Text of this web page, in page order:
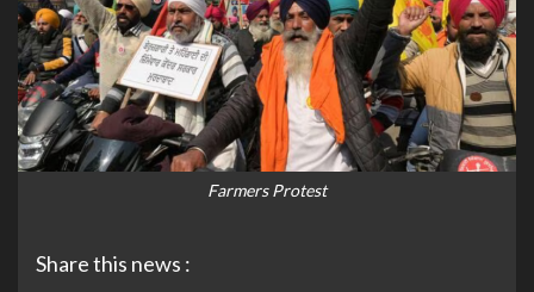
Farmers Protest
Share this news :